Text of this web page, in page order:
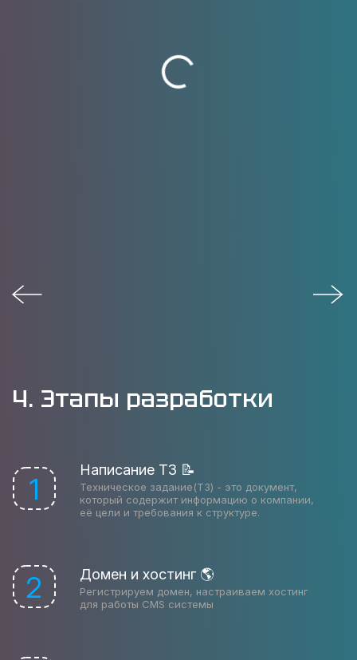
4. Этапы разработки
1
Написание ТЗ 📝
Техническое задание(ТЗ) - это документ,
который содержит информацию о компании,
её цели и требования к структуре.
2 Домен и хостинг 🌎
Регистрируем домен, настраиваем хостинг
для работы CMS системы